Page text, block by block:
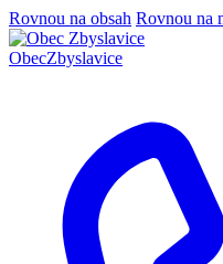
Rovnou na obsah Rovnou na
ObecZbyslavice